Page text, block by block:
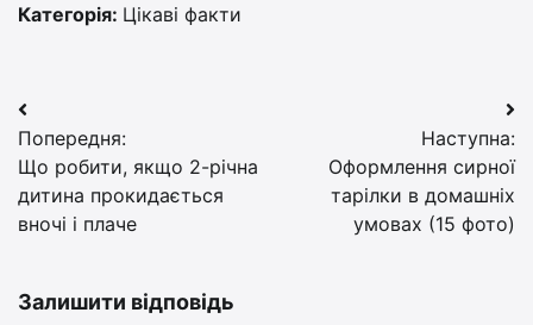
Категорія: Цікаві факти
Навігація
записів
Попередня:
Що робити, якщо 2-річна
дитина прокидається
вночі і плаче
Наступна:
Оформлення сирної
тарілки в домашніх
умовах (15 фото)
Залишити відповідь